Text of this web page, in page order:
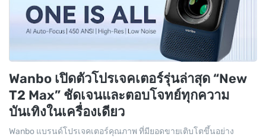
Wanbo เปิดตัวโปรเจคเตอร์รุ่นล่าสุด “New
T2 Max” ชัดเจนและตอบโจทย์ทุกความ
บันเทิงในเครื่องเดียว
Wanbo แบรนด์โปรเจคเตอร์คุณภาพ ที่มียอดขายเติบโตขึ้นอย่าง